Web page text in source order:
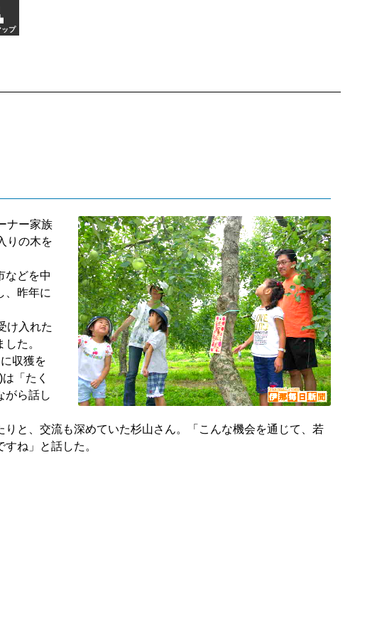
ップ
ナー家族
りの木を
などを中
、昨年に
け入れた
た。
収獲を
「たく
がら話し
と、交流も深めていた杉山さん。「こんな機会を通じて、若
ね」と話した。